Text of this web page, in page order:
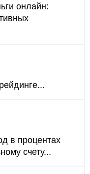
онлайн:
в процентах
счету...